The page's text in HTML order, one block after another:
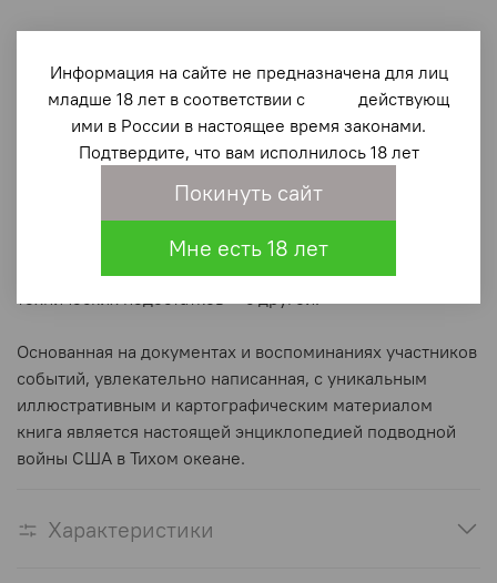
Описание
Наиболее полная история действий американских
подлодок в годы Второй мировой войны. В книге
непредвзято анализируются сильные и слабые стороны
подводного флота США — энтузиазм экипажей с
успехами разведывательных служб ВМС, с одной
стороны, кадровые проблемы, ошибки в стратегии и
тактике подводной войны и неготовность устранения
Основанная на документах и воспоминаниях участников
событий, увлекательно написанная, с уникальным
иллюстративным и картографическим материалом
книга является настоящей энциклопедией подводной
войны США в Тихом океане.
Характеристики
Информация на сайте не предназначена для лиц
младше 18 лет в соответствии с действующ
ими в России в настоящее время законами.
Подтвердите, что вам исполнилось 18 лет
Покинуть сайт
Мне есть 18 лет